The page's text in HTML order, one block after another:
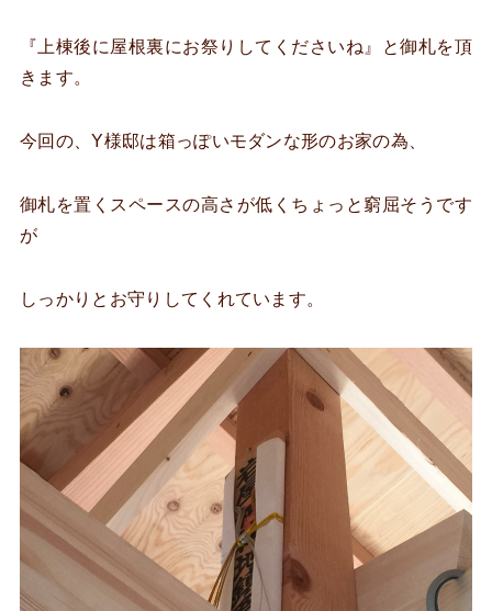
『上棟後に屋根裏にお祭りしてくださいね』と御札を頂
きます。
今回の、Y様邸は箱っぽいモダンな形のお家の為、
御札を置くスペースの高さが低くちょっと窮屈そうです
が
しっかりとお守りしてくれています。